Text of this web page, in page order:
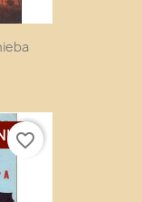
favorite_border